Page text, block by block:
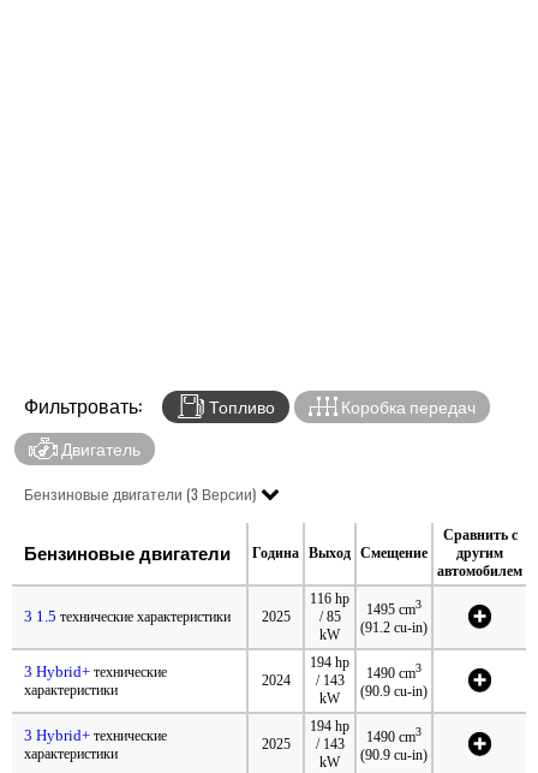
Фильтровать: Топливо
Коробка передач
Двигатель
Бензиновые двигатели (3 Версии)
Бензиновые двигатели Година Выход Смещение
Сравнить с
другим
автомобилем
3 1.5 технические характеристики 2025
116 hp
/ 85
kW
1495 cm3
(91.2 cu-in)
3 Hybrid+ технические
характеристики
2024
194 hp
/ 143
kW
1490 cm3
(90.9 cu-in)
3 Hybrid+ технические
характеристики
2025
194 hp
/ 143
kW
1490 cm3
(90.9 cu-in)